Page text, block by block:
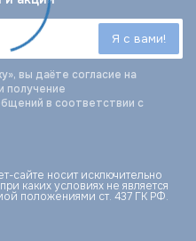
вы даёте согласие на
получение
в соответствии с
сайте носит исключительно
каких условиях не является
положениями ст. 437 ГК РФ.